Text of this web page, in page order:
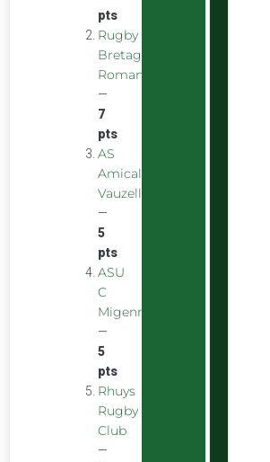
pts
Rugby
Bretagne
Romantique
—
7
pts
AS
Amicale
Vauzelles
—
5
pts
ASU
C
Migennes
—
5
pts
Rhuys
Rugby
Club
—